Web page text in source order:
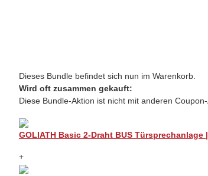
Dieses Bundle befindet sich nun im Warenkorb.
Wird oft zusammen gekauft:
Diese Bundle-Aktion ist nicht mit anderen
GOLIATH Basic 2-Draht BUS
+